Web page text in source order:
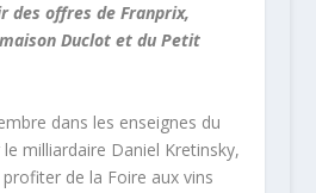
des offres de Franprix,
Duclot et du Petit
dans les enseignes du
milliardaire Daniel Kretinsky,
de la Foire aux vins